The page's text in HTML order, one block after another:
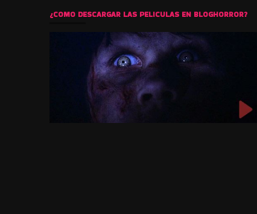
¿COMO DESCARGAR LAS PELICULAS EN BLOGHORROR?